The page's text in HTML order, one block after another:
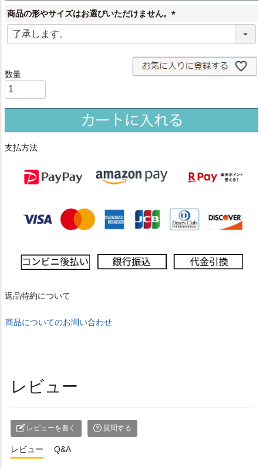
商品の形やサイズはお選びいただけません。
(
)
支払方法
返品特約について
商品についてのお問い合わせ
レビュー
レビューを書く 質問する
レビュー Q&A